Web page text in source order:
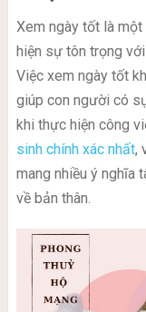
Xem ngày tốt là
hiện sự tôn trọng
Việc xem ngày tốt
giúp con người có
khi thực hiện công
sinh chính xác nhất,
mang nhiều ý nghĩa
về bản thân.